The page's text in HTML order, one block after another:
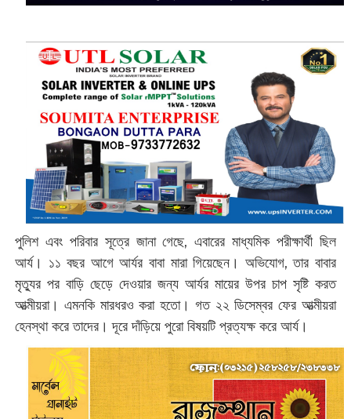
পুলিশ এবং পরিবার সূত্রে জানা গেছে, এবারের মাধ্যমিক পরীক্ষার্থী ছিল
আর্য। ১১ বছর আগে আর্যর বাবা মারা গিয়েছেন। অভিযোগ, তার বাবার
মৃত্যুর পর বাড়ি ছেড়ে দেওয়ার জন্য আর্যর মায়ের উপর চাপ সৃষ্টি করত
আত্মীয়রা। এমনকি মারধরও করা হতো। গত ২২ ডিসেম্বর ফের আত্মীয়রা
হেনস্থা করে তাদের। দূরে দাঁড়িয়ে পুরো বিষয়টি প্রত্যক্ষ করে আর্য।